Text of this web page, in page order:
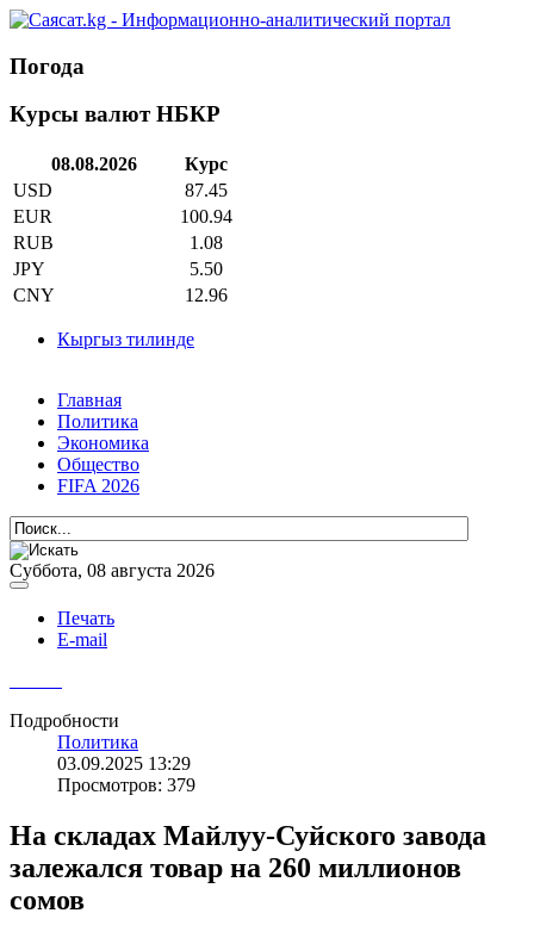
Погода
Курсы валют НБКР
08.08.2026
Курс
USD
87.45
EUR
100.94
RUB
1.08
JPY
5.50
CNY
12.96
Кыргыз тилинде
Главная
Политика
Экономика
Общество
FIFA 2026
Суббота, 08 августа 2026
Печать
E-mail
Подробности
Политика
03.09.2025 13:29
Просмотров: 379
На складах Майлуу-Суйского завода
залежался товар на 260 миллионов
сомов